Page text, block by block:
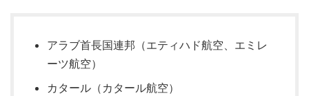
アラブ首長国連邦（エティハド航空、エミレ
ーツ航空）
カタール（カタール航空）